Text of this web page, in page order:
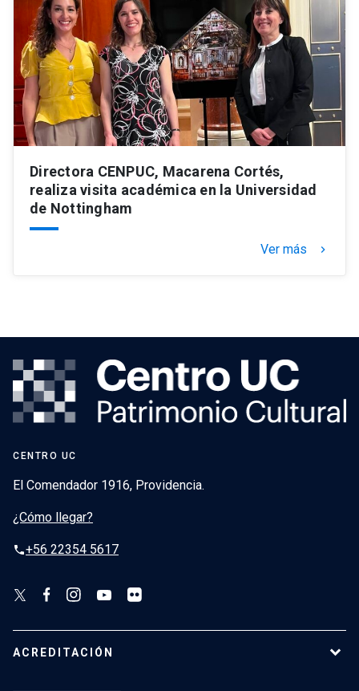
Directora CENPUC, Macarena Cortés,
realiza visita académica en la Universidad
de Nottingham
Ver más keyboard_arrow_right
CENTRO UC
El Comendador 1916, Providencia.
¿Cómo llegar?
phone+56 22354 5617
ACREDITACIÓN